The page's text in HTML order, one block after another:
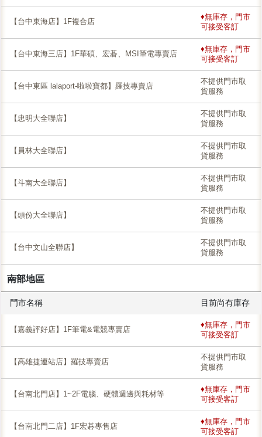
【台中東海店】1F複合店
♦無庫存，門市
可接受客訂
【台中東海三店】1F華碩、宏碁、MSI筆電專賣店
♦無庫存，門市
可接受客訂
【台中東區 lalaport-啦啦寶都】羅技專賣店
不提供門市取
貨服務
【忠明大全聯店】
不提供門市取
貨服務
【員林大全聯店】
不提供門市取
貨服務
【斗南大全聯店】
不提供門市取
貨服務
【頭份大全聯店】
不提供門市取
貨服務
【台中文山全聯店】
不提供門市取
貨服務
南部地區
門市名稱 目前尚有庫存
【嘉義評好店】1F筆電&電競專賣店
♦無庫存，門市
可接受客訂
【高雄捷運站店】羅技專賣店
不提供門市取
貨服務
【台南北門店】1~2F電腦、硬體週邊與耗材等
♦無庫存，門市
可接受客訂
【台南北門二店】1F宏碁專售店
♦無庫存，門市
可接受客訂